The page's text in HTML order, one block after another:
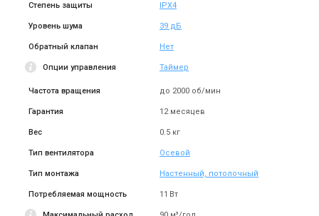
Цена по запросу
Степень защиты IPX4
Уровень шума 39 дБ
Обратный клапан Нет
Опции управления Таймер
Частота вращения до 2000 об/мин
Гарантия 12 месяцев
Вес 0.5 кг
Тип вентилятора Осевой
Тип монтажа Настенный, потолочный
Потребляемая мощность 11 Вт